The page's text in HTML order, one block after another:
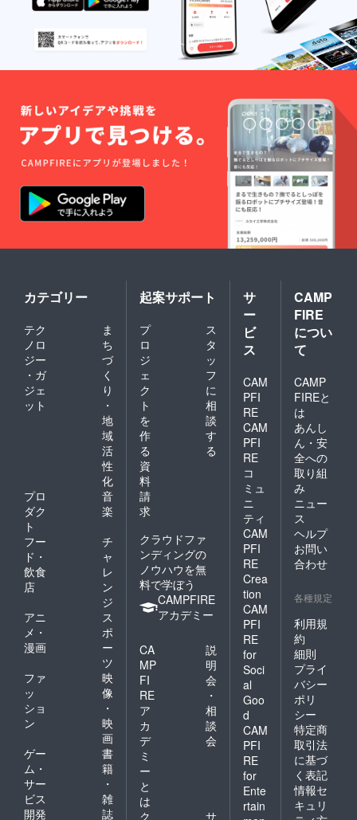
カテゴリー
テク
ノロ
ジー
・ガ
ジェ
ット
ま
ち
づ
く
り
・
地
域
活
性
化
プロ
ダク
ト
音
楽
フー
ド・
飲食
店
チ
ャ
レ
ン
ジ
アニ
メ・
漫画
ス
ポ
ー
ツ
ファ
ッ
ショ
ン
映
像
・
映
画
ゲー
ム・
サー
ビス
開発
書
籍
・
雑
誌
起案サポート
プ
ロ
ジ
ェ
ク
ト
を
作
る
ス
タ
ッ
フ
に
相
談
す
る
資
料
請
求
クラウドファ
ンディングの
ノウハウを無
料で学ぼう
CAMPFIRE
アカデミー
CA
MP
FI
RE
ア
カ
デ
ミ
ー
と
は
説
明
会
・
相
談
会
ク サ
サ
ー
ビ
ス
CAM
PFI
RE
CAM
PFI
RE
コ
ミュ
ニ
ティ
CAM
PFI
RE
Crea
tion
CAM
PFI
RE
for
Soci
al
Goo
d
CAM
PFI
RE
for
Ente
rtain
CAMP
FIRE
につい
て
CAMP
FIREと
は
あんし
ん・安
全への
取り組
み
ニュー
ス
ヘルプ
お問い
合わせ
各種規定
利用規
約
細則
プライ
バシー
ポリ
シー
特定商
取引法
に基づ
く表記
情報セ
キュリ